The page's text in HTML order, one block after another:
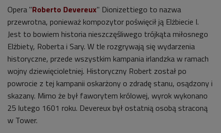
Opera "Roberto Devereux" Dionizettiego to nazwa
przewrotna, ponieważ kompozytor poświęcił ją Elżbiecie I.
Jest to bowiem historia nieszczęśliwego trójkąta miłosnego
Elżbiety, Roberta i Sary. W tle rozgrywają się wydarzenia
historyczne, przede wszystkim kampania irlandzka w ramach
wojny dziewięcioletniej. Historyczny Robert został po
powrocie z tej kampanii oskarżony o zdradę stanu, osądzony i
skazany. Mimo że był faworytem królowej, wyrok wykonano
25 lutego 1601 roku. Devereux był ostatnią osobą straconą
w Tower.